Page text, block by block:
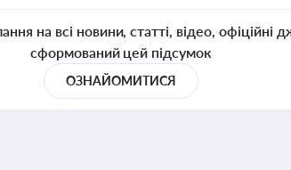
на всі новини, статті, відео, офіційні
сформований цей підсумок
ОЗНАЙОМИТИСЯ